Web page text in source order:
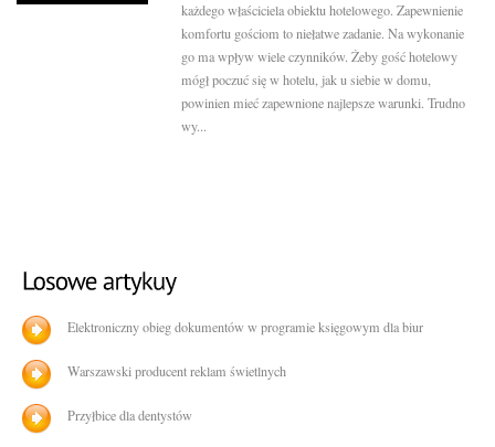
każdego właściciela obiektu hotelowego. Zapewnienie
komfortu gościom to niełatwe zadanie. Na wykonanie
go ma wpływ wiele czynników. Żeby gość hotelowy
mógł poczuć się w hotelu, jak u siebie w domu,
powinien mieć zapewnione najlepsze warunki. Trudno
wy...
Elektroniczny obieg dokumentów w programie księgowym dla biur
Warszawski producent reklam świetlnych
Przyłbice dla dentystów